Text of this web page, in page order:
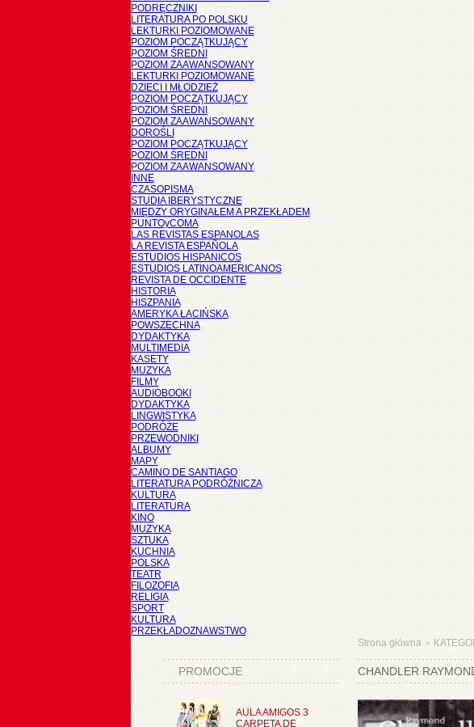
PODRĘCZNIKI
LITERATURA PO POLSKU
LEKTURKI POZIOMOWANE
POZIOM POCZĄTKUJĄCY
POZIOM ŚREDNI
POZIOM ZAAWANSOWANY
LEKTURKI POZIOMOWANE
DZIECI I MŁODZIEŻ
POZIOM POCZĄTKUJĄCY
POZIOM ŚREDNI
POZIOM ZAAWANSOWANY
DOROŚLI
POZIOM POCZĄTKUJĄCY
POZIOM ŚREDNI
POZIOM ZAAWANSOWANY
INNE
CZASOPISMA
STUDIA IBERYSTYCZNE
MIĘDZY ORYGINAŁEM A PRZEKŁADEM
PUNTOyCOMA
LAS REVISTAS ESPANOLAS
LA REVISTA ESPAÑOLA
ESTUDIOS HISPANICOS
ESTUDIOS LATINOAMERICANOS
REVISTA DE OCCIDENTE
HISTORIA
HISZPANIA
AMERYKA ŁACIŃSKA
POWSZECHNA
DYDAKTYKA
MULTIMEDIA
KASETY
MUZYKA
FILMY
AUDIOBOOKI
DYDAKTYKA
LINGWISTYKA
PODRÓŻE
PRZEWODNIKI
ALBUMY
MAPY
CAMINO DE SANTIAGO
LITERATURA PODRÓŻNICZA
KULTURA
LITERATURA
KINO
MUZYKA
SZTUKA
KUCHNIA
POLSKA
TEATR
FILOZOFIA
RELIGIA
SPORT
KULTURA
PRZEKŁADOZNAWSTWO
PROMOCJE
AULA AMIGOS 3
CARPETA DE
Strona główna >
CHANDLER